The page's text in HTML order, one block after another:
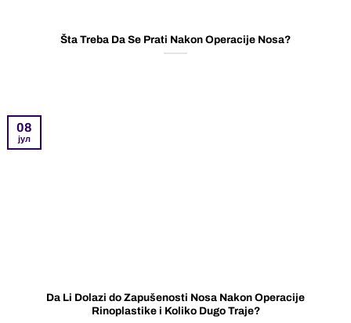
Šta Treba Da Se Prati Nakon Operacije Nosa?
Da Li Dolazi do Zapušenosti Nosa Nakon Operacije
Rinoplastike i Koliko Dugo Traje?
08
јул